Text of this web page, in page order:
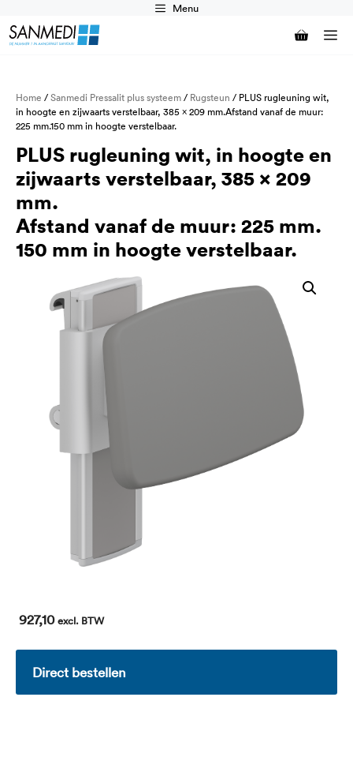
naar
de
Menu
Home /Sanmedi Pressalit plus systeem/ Rugsteun / PLUS rugleuning wit,
in hoogte en zijwaarts verstelbaar, 385 x 209 mm.Afstand vanaf de muur:
225 mm.150 mm in hoogte verstelbaar.
PLUS rugleuning wit, in hoogte en
zijwaarts verstelbaar, 385 x 209
mm.
Afstand vanaf de muur: 225 mm.
150 mm in hoogte verstelbaar.
927,10 excl. BTW
Direct bestellen